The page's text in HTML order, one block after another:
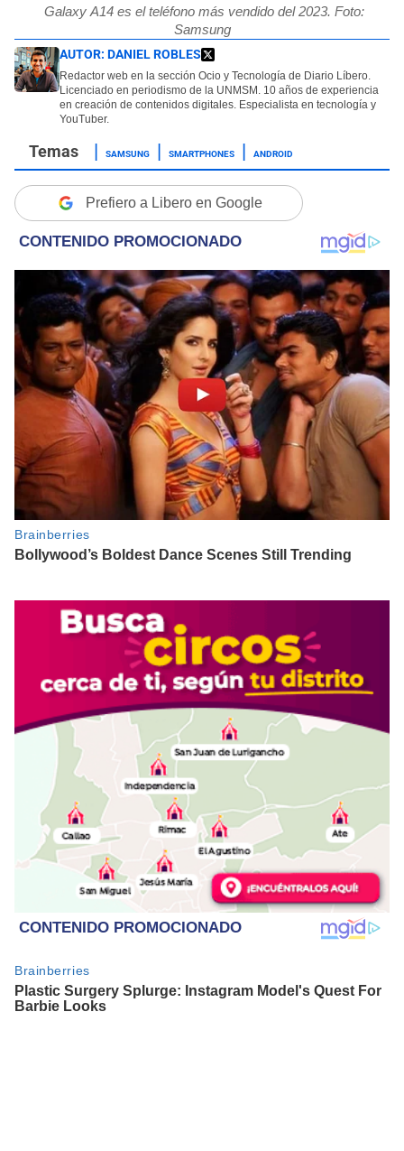
Galaxy A14 es el teléfono más vendido del 2023. Foto:
Samsung
AUTOR: DANIEL ROBLES
Redactor web en la sección Ocio y Tecnología de Diario Líbero.
Licenciado en periodismo de la UNMSM. 10 años de experiencia
en creación de contenidos digitales. Especialista en tecnología y
YouTuber.
SAMSUNG SMARTPHONES ANDROID
Prefiero a Libero en Google